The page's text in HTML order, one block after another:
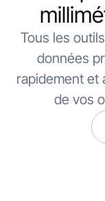
Tous les
données
rapidement et
de vos